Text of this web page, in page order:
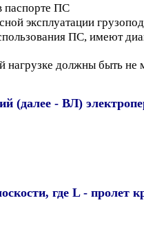
паспорте ПС
эксплуатации
ПС, имеют
должны быть не
(далее - ВЛ)
где L - пролет